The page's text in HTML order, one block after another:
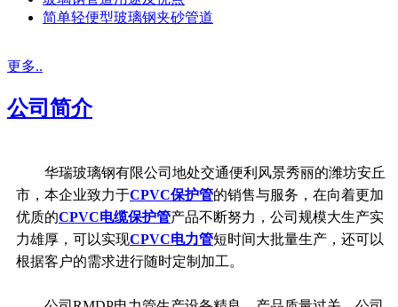
简单轻便型玻璃钢夹砂管道
更多..
公司简介
华瑞玻璃钢有限公司地处交通便利风景秀丽的潍坊安丘
市，本企业致力于CPVC保护管的销售与服务，在向着更加
优质的CPVC电缆保护管产品不断努力，公司规模大生产实
力雄厚，可以实现CPVC电力管短时间大批量生产，还可以
根据客户的需求进行随时定制加工。